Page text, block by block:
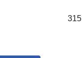
315